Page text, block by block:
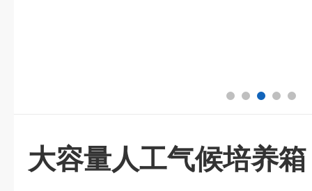
大容量人工气候培养箱